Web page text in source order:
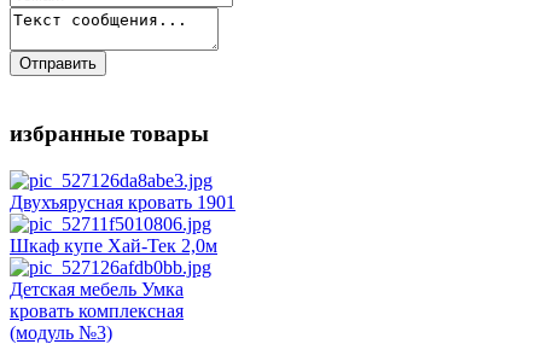
избранные товары
Двухъярусная кровать 1901
Шкаф купе Хай-Тек 2,0м
Детская мебель Умка
кровать комплексная
(модуль №3)